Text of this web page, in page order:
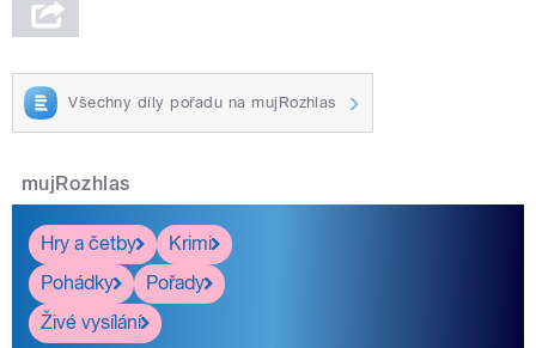
Všechny díly pořadu na mujRozhlas
mujRozhlas
Hry a četby
Krimi
Pohádky
Pořady
Živé vysílání